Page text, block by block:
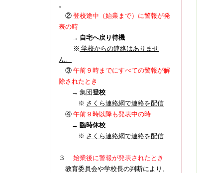
。
② 登校途中（始業まで）に警報が発
表の時
→ 自宅へ戻り待機
※ 学校からの連絡はありませ
ん。
③ 午前９時までにすべての警報が解
除されたとき
→ 集団登校
※ さくら連絡網で連絡を配信
④ 午前９時以降も発表中の時
→ 臨時休校
※ さくら連絡網で連絡を配信
３ 始業後に警報が発表されたとき
教育委員会や学校長の判断により、